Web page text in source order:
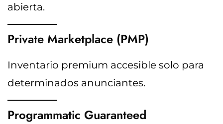
abierta.
Private Marketplace (PMP)
Inventario premium accesible solo para
determinados anunciantes.
Programmatic Guaranteed